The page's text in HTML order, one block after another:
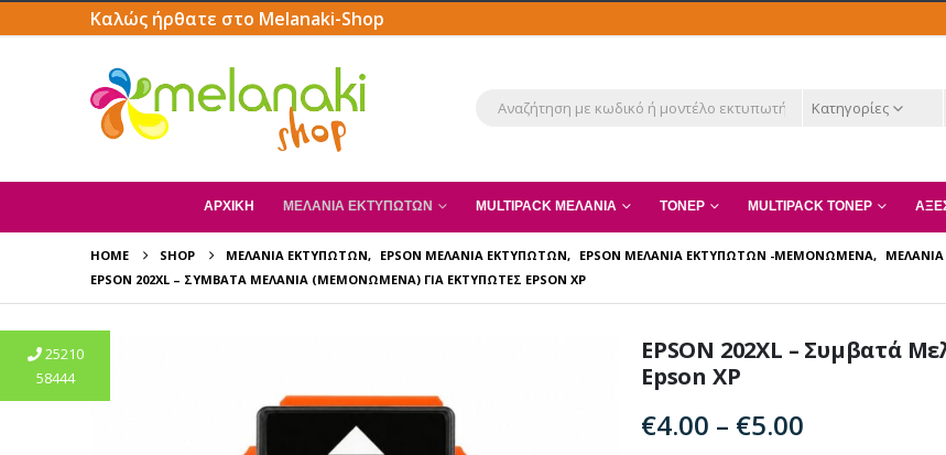
Καλώς ήρθατε στο Melanaki-Shop
Κατηγορίες
ΑΡΧΙΚΗ ΜΕΛΆΝΙΑ ΕΚΤΥΠΩΤΏΝ MULTIPACK ΜΕΛΆΝΙΑ ΤΌΝΕΡ MULTIPACK ΤΌΝΕΡ
HOME SHOP ΜΕΛΆΝΙΑ ΕΚΤΥΠΩΤΏΝ, EPSON ΜΕΛΆΝΙΑ ΕΚΤΥΠΩΤΏΝ, EPSON ΜΕΛΆΝΙΑ ΕΚΤΥΠΩΤΏΝ -ΜΕΜΟΝΩΜΈΝΑ,
EPSON 202XL – ΣΥΜΒΑΤΆ ΜΕΛΆΝΙΑ (ΜΕΜΟΝΩΜΈΝΑ) ΓΙΑ ΕΚΤΥΠΩΤΈΣ EPSON XP
EPSON 202XL – Συμβατά
Epson XP
€4.00 – €5.00
25210
58444